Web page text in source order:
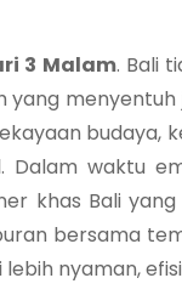
3 Malam. Bali
budaya,
Dalam waktu
khas Bali
bersama
nyaman,